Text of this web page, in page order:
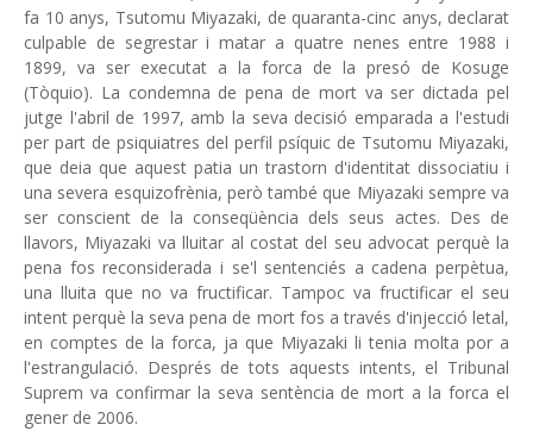
fa 10 anys, Tsutomu Miyazaki, de quaranta-cinc anys, declarat
culpable de segrestar i matar a quatre nenes entre 1988 i
1899, va ser executat a la forca de la presó de Kosuge
(Tòquio). La condemna de pena de mort va ser dictada pel
jutge l'abril de 1997, amb la seva decisió emparada a l'estudi
per part de psiquiatres del perfil psíquic de Tsutomu Miyazaki,
que deia que aquest patia un trastorn d'identitat dissociatiu i
una severa esquizofrènia, però també que Miyazaki sempre va
ser conscient de la conseqüència dels seus actes. Des de
llavors, Miyazaki va lluitar al costat del seu advocat perquè la
pena fos reconsiderada i se'l sentenciés a cadena perpètua,
una lluita que no va fructificar. Tampoc va fructificar el seu
intent perquè la seva pena de mort fos a través d'injecció letal,
en comptes de la forca, ja que Miyazaki li tenia molta por a
l'estrangulació. Després de tots aquests intents, el Tribunal
Suprem va confirmar la seva sentència de mort a la forca el
gener de 2006.